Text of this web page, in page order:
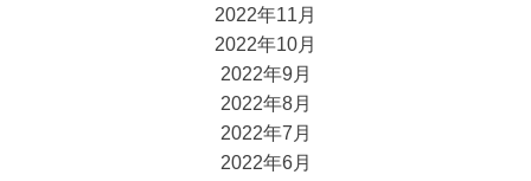
2022年11月
2022年10月
2022年9月
2022年8月
2022年7月
2022年6月